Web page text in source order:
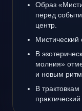
Образ
перед
центр.
Мистический
В
молния»
и новым
В